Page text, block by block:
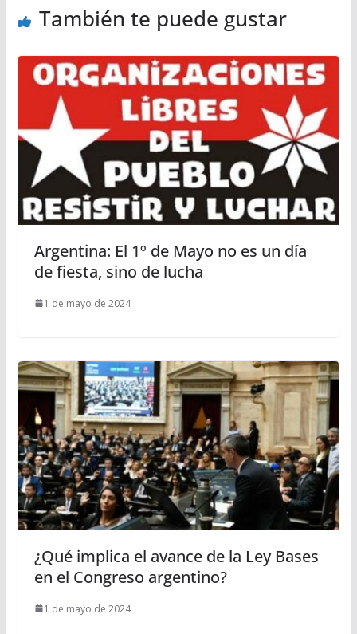
También te puede gustar
Argentina: El 1º de Mayo no es un día
de fiesta, sino de lucha
1 de mayo de 2024
¿Qué implica el avance de la Ley Bases
en el Congreso argentino?
1 de mayo de 2024